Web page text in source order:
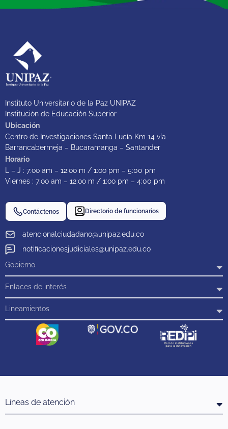
Instituto Universitario de la Paz UNIPAZ
Institución de Educación Superior
Ubicación
Centro de Investigaciones Santa Lucía Km 14 vía
Barrancabermeja – Bucaramanga – Santander
Horario
L – J : 7:oo am – 12:oo m / 1:oo pm – 5:00 pm
Viernes : 7:oo am – 12:oo m / 1:oo pm – 4:00 pm
atencionalciudadano@unipaz.edu.co
notificacionesjudiciales@unipaz.edu.co
Contáctenos Directorio de funcionarios
Gobierno
Enlaces de interés
Lineamientos
Líneas de atención